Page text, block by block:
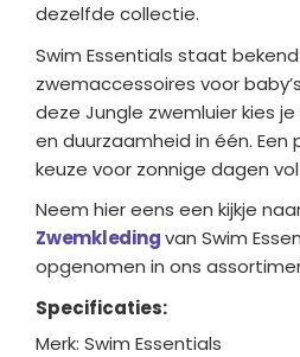
dezelfde collectie.
Swim Essentials staat
zwemaccessoires voor
deze Jungle zwemluier kies
en duurzaamheid in één. Een
keuze voor zonnige dagen
Neem hier eens een kijkje
Zwemkledingvan Swim
opgenomen in ons
Specificaties:
Merk: Swim Essentials